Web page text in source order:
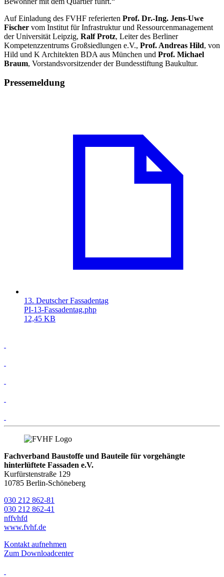
Auf Einladung des FVHF referierten Prof. Dr.-Ing. Jens-Uwe
Fischer vom Institut für Infrastruktur und Ressourcenmanagement
der Universität Leipzig, Ralf Protz, Leiter des Berliner
Kompetenzzentrums Großsiedlungen e.V., Prof. Andreas Hild, von
Hild und K Architekten BDA aus München und Prof. Michael
Braum, Vorstandsvorsitzender der Bundesstiftung Baukultur.
Pressemeldung
13. Deutscher Fassadentag
PI-13-Fassadentag.php
12,45 KB
Fachverband Baustoffe und Bauteile für vorgehängte
hinterlüftete Fassaden e.V.
Kurfürstenstraße 129
10785 Berlin-Schöneberg
030 212 862-81
030 212 862-41
nffvhfd
www.fvhf.de
Kontakt aufnehmen
Zum Downloadcenter